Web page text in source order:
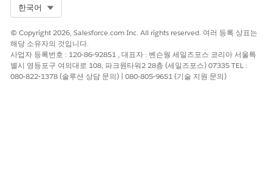
한국어
© Copyright 2026, Salesforce.com Inc. All rights reserved. 여러 등록 상표는
해당 소유자의 것입니다.
사업자 등록번호 : 120-86-92851 , 대표자 : 벤슨웡 세일즈포스 코리아 서울특
별시 영등포구 여의대로 108, 파크원타워2 28층 (세일즈포스) 07335 TEL :
080-822-1378 (솔루션 상담 문의) | 080-805-9651 (기술 지원 문의)